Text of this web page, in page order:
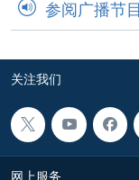
参阅广播节目
关注我们
网上服务